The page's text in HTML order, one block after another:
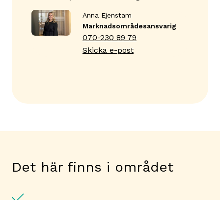
Anna Ejenstam
Marknadsområdes­ansvarig
070-230 89 79
Skicka e-post
Det här finns i området